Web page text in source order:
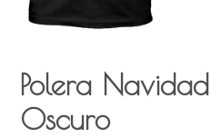
Polera
Oscuro